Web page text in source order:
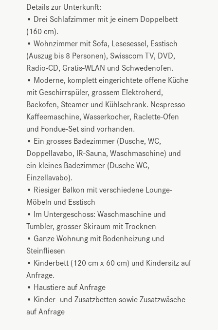
Details zur Unterkunft:
• Drei Schlafzimmer mit je einem Doppelbett
(160 cm).
• Wohnzimmer mit Sofa, Lesesessel, Esstisch
(Auszug bis 8 Personen), Swisscom TV, DVD,
Radio-CD, Gratis-WLAN und Schwedenofen.
• Moderne, komplett eingerichtete offene Küche
mit Geschirrspüler, grossem Elektroherd,
Backofen, Steamer und Kühlschrank. Nespresso
Kaffeemaschine, Wasserkocher, Raclette-Ofen
und Fondue-Set sind vorhanden.
• Ein grosses Badezimmer (Dusche, WC,
Doppellavabo, IR-Sauna, Waschmaschine) und
ein kleines Badezimmer (Dusche WC,
Einzellavabo).
• Riesiger Balkon mit verschiedene Lounge-
Möbeln und Esstisch
• Im Untergeschoss: Waschmaschine und
Tumbler, grosser Skiraum mit Trocknen
• Ganze Wohnung mit Bodenheizung und
Steinfliesen
• Kinderbett (120 cm x 60 cm) und Kindersitz auf
Anfrage.
• Haustiere auf Anfrage
• Kinder- und Zusatzbetten sowie Zusatzwäsche
auf Anfrage